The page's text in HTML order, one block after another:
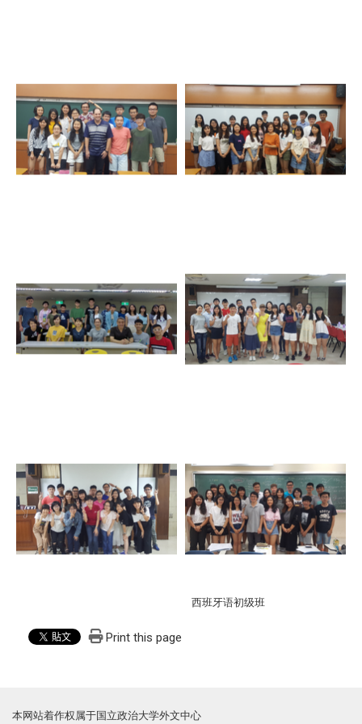
西班牙语初级班
Print this page
本网站着作权属于国立政治大学外文中心